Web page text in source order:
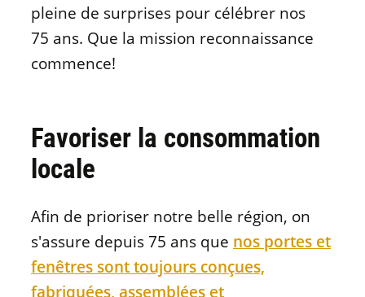
pleine de surprises pour célébrer nos
75 ans. Que la mission reconnaissance
commence!
Favoriser la consommation
locale
Afin de prioriser notre belle région, on
s'assure depuis 75 ans que nos portes et
fenêtres sont toujours conçues,
fabriquées, assemblées et